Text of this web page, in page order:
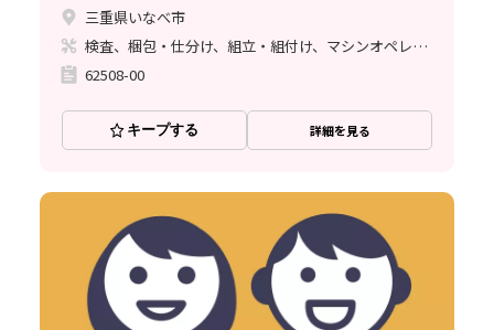
三重県いなべ市
検査、梱包・仕分け、組立・組付け、マシンオペレーター
62508-00
キープする 詳細を見る